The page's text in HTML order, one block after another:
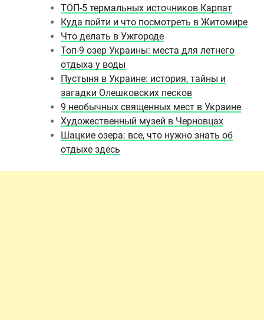
ТОП-5 термальных источников Карпат
Куда пойти и что посмотреть в Житомире
Что делать в Ужгороде
Топ-9 озер Украины: места для летнего
отдыха у воды
Пустыня в Украине: история, тайны и
загадки Олешковских песков
9 необычных священных мест в Украине
Художественный музей в Черновцах
Шацкие озера: все, что нужно знать об
отдыхе здесь